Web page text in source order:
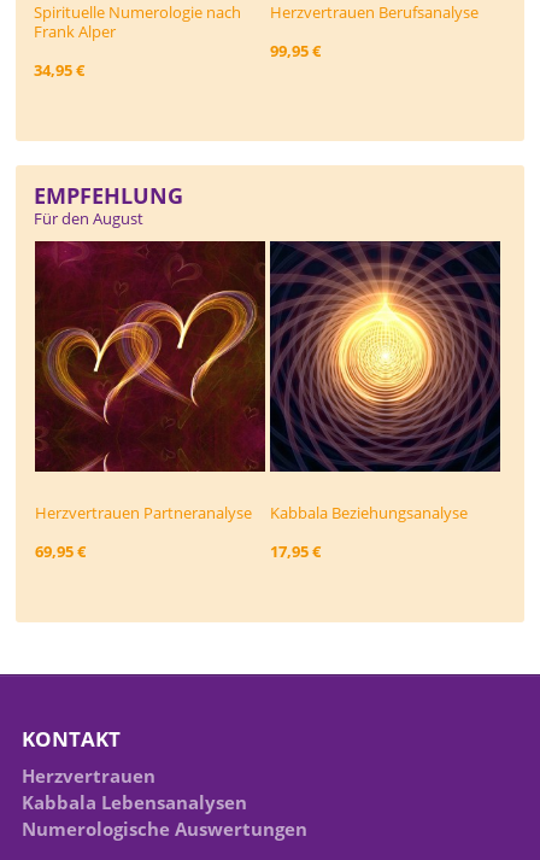
Spirituelle Numerologie nach
Frank Alper
34,95 €
Herzvertrauen Berufsanalyse
99,95 €
EMPFEHLUNG
Für den August
Herzvertrauen Partneranalyse
69,95 €
Kabbala Beziehungs­analyse
17,95 €
KONTAKT
Herzvertrauen
Kabbala Lebensanalysen
Numerologische Auswertungen